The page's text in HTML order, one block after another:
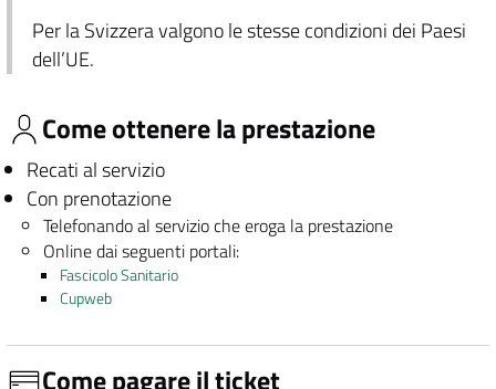
Per la Svizzera valgono le stesse condizioni dei Paesi
dell’UE.
Come ottenere la prestazione
Recati al servizio
Con prenotazione
Telefonando al servizio che eroga la prestazione
Online dai seguenti portali:
Fascicolo Sanitario
Cupweb
Come pagare il ticket